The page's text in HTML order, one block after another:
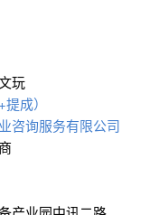
玩
成）
咨询服务有限公司